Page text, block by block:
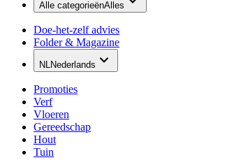
Alle categorieënAlles
Doe-het-zelf advies
Folder & Magazine
NLNederlands
Promoties
Verf
Vloeren
Gereedschap
Hout
Tuin